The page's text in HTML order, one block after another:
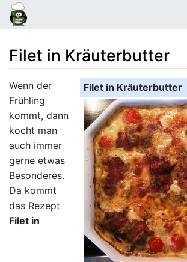
Filet in Kräuterbutter
Wechseln zu: Navigation ,Suche
Filet in Kräuterbutter
Wenn der
Frühling
kommt, dann
kocht man
auch immer
gerne etwas
Besonderes.
Da kommt
das Rezept
Filet in